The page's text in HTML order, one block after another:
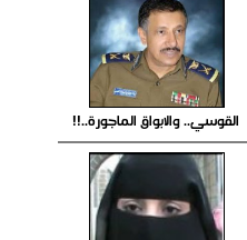
القوسي.. والابواق الماجورة..!!